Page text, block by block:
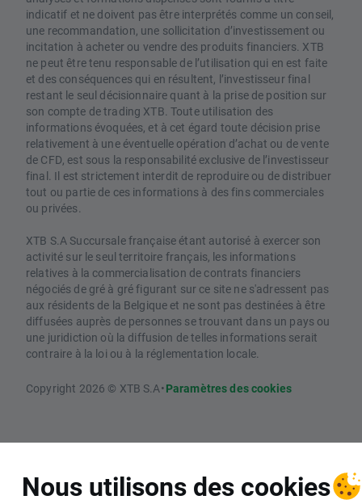
indicatif et ne doivent pas être interprétés comme un conseil,
une recommandation, une sollicitation d’investissement ou
incitation à acheter ou vendre des produits financiers. XTB
ne peut être tenu responsable de l’utilisation qui en est faite
et des conséquences qui en résultent, l’investisseur final
restant le seul décisionnaire quant à la prise de position sur
son compte de trading XTB. Toute utilisation des
informations évoquées, et à cet égard toute décision prise
relativement à une éventuelle opération d’achat ou de vente
de CFD, est sous la responsabilité exclusive de l’investisseur
final. Il est strictement interdit de reproduire ou de distribuer
tout ou partie de ces informations à des fins commerciales
ou privées.
XTB S.A Succursale française étant autorisé à exercer son
activité sur le seul territoire français, les informations
relatives à la commercialisation de contrats financiers
négociés de gré à gré figurant sur ce site ne s'adressent pas
aux résidents de la Belgique et ne sont pas destinées à être
diffusées auprès de personnes se trouvant dans un pays ou
une juridiction où la diffusion de telles informations serait
contraire à la loi ou à la réglementation locale.
Copyright 2026 © XTB S.A•Paramètres des cookies
Nous utilisons des cookies